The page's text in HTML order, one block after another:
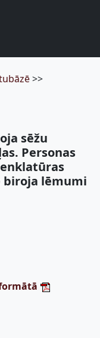
>>
sēžu
Personas
biroja lēmumi